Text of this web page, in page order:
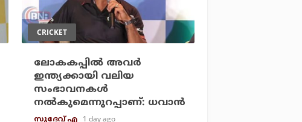
CRICKET
ലോകകപ്പിൽ അവര്‍
ഇന്ത്യക്കായി വലിയ
സംഭാവനകള്‍
നല്‍കുമെന്നുറപ്പാണ്: ധവാന്‍
സുദേവ് എ 1 day ago